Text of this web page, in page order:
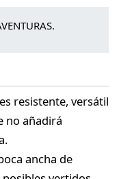
resistente, versátil
no añadirá
ancha de